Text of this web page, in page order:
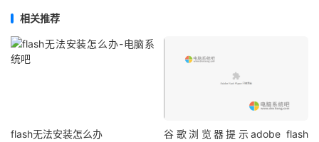
相关推荐
flash无法安装怎么办
谷歌浏览器提示adobe flash